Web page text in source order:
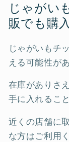
じゃがい
販でも購
じゃがいもチ
える可能性が
在庫がありさ
手に入れるこ
近くの店舗に
な方はご利用